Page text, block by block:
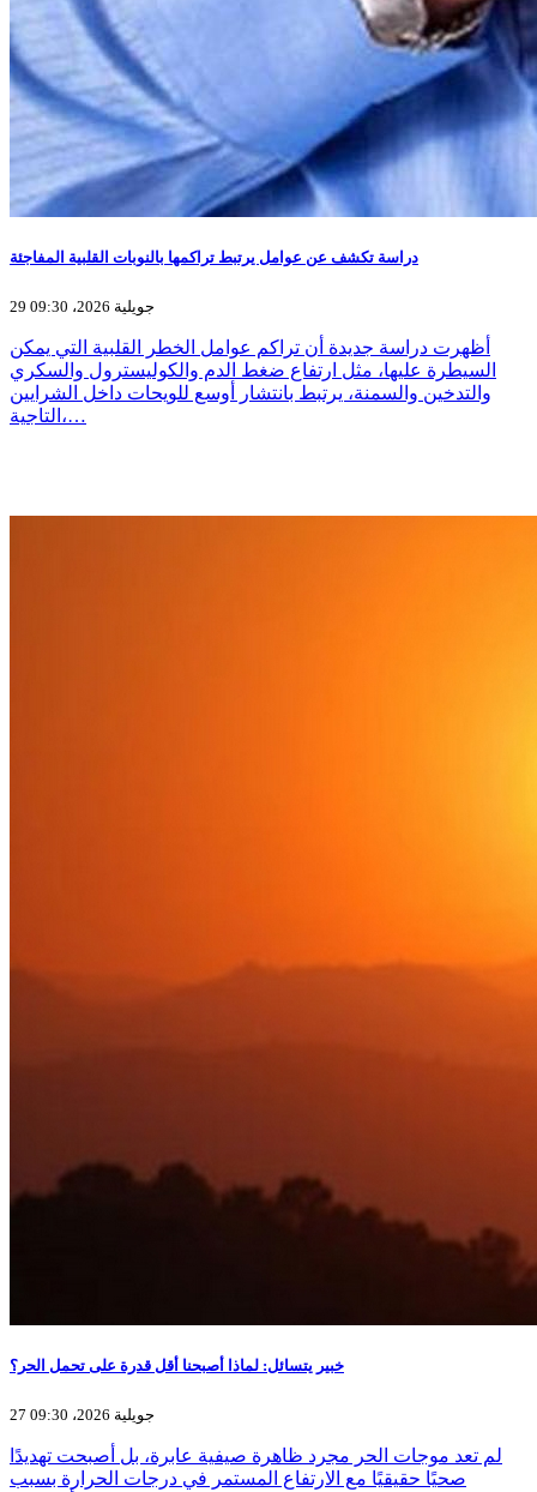
دراسة تكشف عن عوامل يرتبط تراكمها بالنوبات القلبية المفاجئة
29 جويلية 2026، 09:30
أظهرت دراسة جديدة أن تراكم عوامل الخطر القلبية التي يمكن
السيطرة عليها، مثل ارتفاع ضغط الدم والكوليسترول والسكري
والتدخين والسمنة، يرتبط بانتشار أوسع للويحات داخل الشرايين
التاجية،…
خبير يتسائل: لماذا أصبحنا أقل قدرة على تحمل الحر؟
27 جويلية 2026، 09:30
لم تعد موجات الحر مجرد ظاهرة صيفية عابرة، بل أصبحت تهديدًا
صحيًا حقيقيًا مع الارتفاع المستمر في درجات الحرارة بسبب